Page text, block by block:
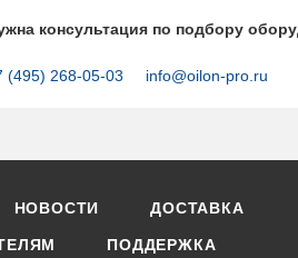
консультация по подбору
(495) 268-05-03 info@oilon-pro.ru
НОВОСТИ ДОСТАВКА
ПОДДЕРЖКА